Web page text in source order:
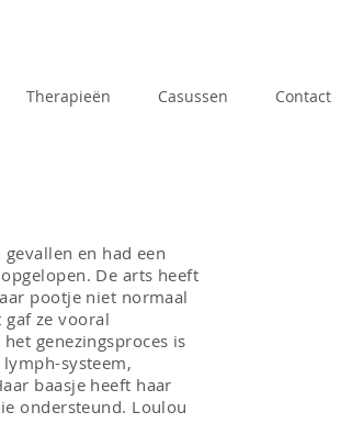
Therapieën Casussen Contact
en had een
De arts heeft
pootje niet normaal
ze vooral
genezingsproces is
systeem,
baasje heeft haar
ondersteund. Loulou